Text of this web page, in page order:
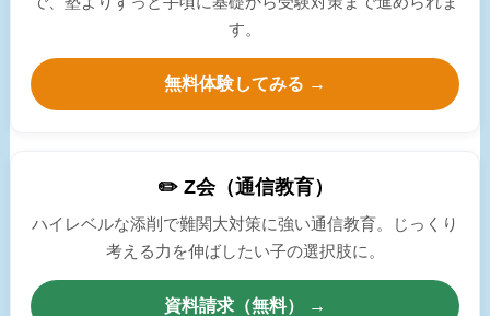
す。
無料体験してみる →
✏️ Z会（通信教育）
ハイレベルな添削で難関大対策に強い通信教育。じっくり
考える力を伸ばしたい子の選択肢に。
資料請求（無料） →